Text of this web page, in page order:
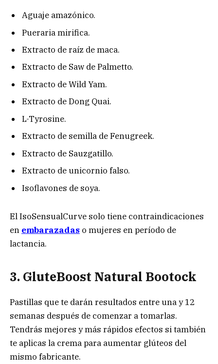
Aguaje amazónico.
Pueraria mirifica.
Extracto de raíz de maca.
Extracto de Saw de Palmetto.
Extracto de Wild Yam.
Extracto de Dong Quai.
L-Tyrosine.
Extracto de semilla de Fenugreek.
Extracto de Sauzgatillo.
Extracto de unicornio falso.
Isoflavones de soya.
El IsoSensualCurve solo tiene contraindicaciones
en embarazadas o mujeres en período de
lactancia.
3. GluteBoost Natural Bootock
Pastillas que te darán resultados entre una y 12
semanas después de comenzar a tomarlas.
Tendrás mejores y más rápidos efectos si también
te aplicas la crema para aumentar glúteos del
mismo fabricante.